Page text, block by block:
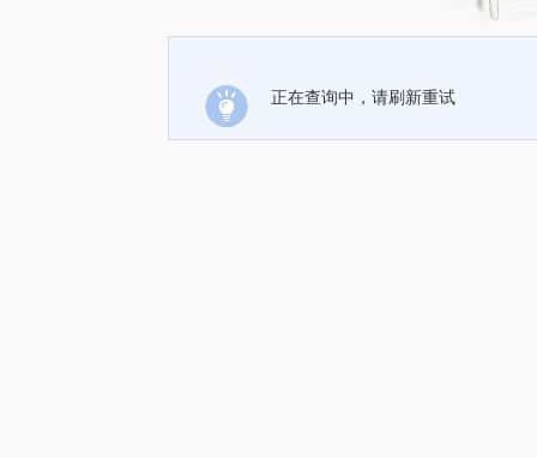
正在查询中，请刷新重试